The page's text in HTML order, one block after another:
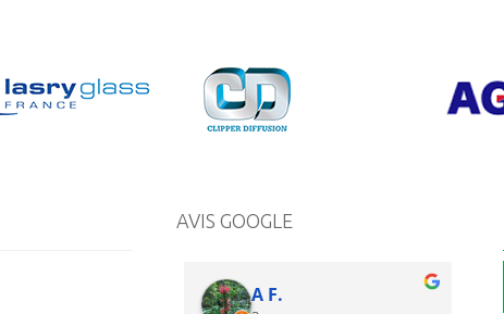
AVIS GOOGLE
A F.